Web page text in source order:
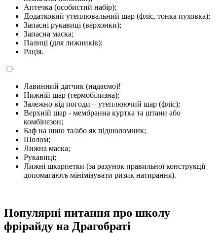
Аптечка (особистий набір);
Додатковий утеплювальний шар (фліс, тонка пуховка);
Запасні рукавиці (верхонки);
Запасна маска;
Палиці (для лижників);
Рація.
Лавинний датчик (надаємо)!
Нижній шар (термобілизна);
Залежно від погоди – утеплюючий шар (фліс);
Верхній шар - мембранна куртка та штани або
комбінезон;
Баф на шию та/або як підшоломник;
Шолом;
Лижна маска;
Рукавиці;
Лижні шкарпетки (за рахунок правильної конструкції
допомагають мінімізувати ризик натирання).
Популярні питання про школу
фрірайду на Драгобраті